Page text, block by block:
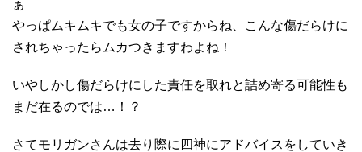
ぁ
やっぱムキムキでも女の子ですからね、こんな傷だらけに
されちゃったらムカつきますわよね！
いやしかし傷だらけにした責任を取れと詰め寄る可能性も
まだ在るのでは…！？
さてモリガンさんは去り際に四神にアドバイスをしていき